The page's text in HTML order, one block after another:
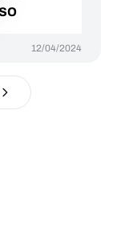
12/04/2024